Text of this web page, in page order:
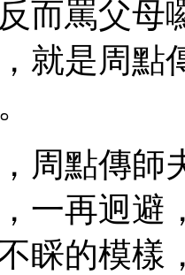
而罵父母
就是周點
周點傳師
一再迥避
睬的模樣